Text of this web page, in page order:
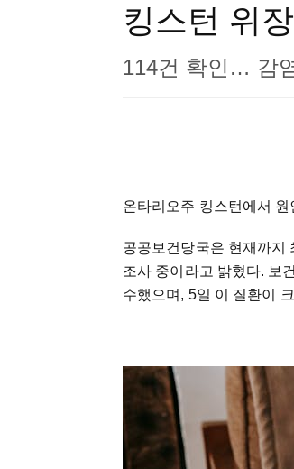
킹스턴 위
114건 확인… 감
온타리오주 킹스턴에서
공공보건당국은 현재까지
조사 중이라고 밝혔다. 보
수했으며, 5일 이 질환이